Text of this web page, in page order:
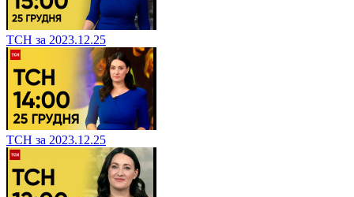
ТСН за 2023.12.25
ТСН за 2023.12.25